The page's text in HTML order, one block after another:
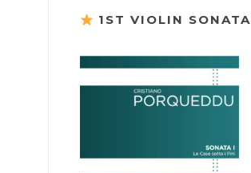
1ST VIOLIN SONATA